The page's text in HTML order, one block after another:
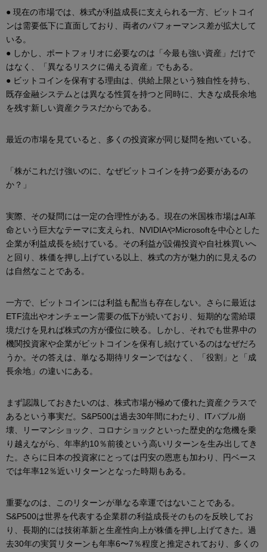
● 現在の市場では、株式が利益成長に支えられる一方、ビットコイ
ンは需要低下に直面しており、両者のパフォーマンス差が拡大して
いる。
● しかし、ポートフォリオに必要なのは「今最も強い資産」だけで
はなく、「異なるリスクに備える資産」でもある。
● ビットコインを保有する理由は、供給上限という独自性を持ち、
既存金融システムとは異なる性質を持つと同時に、大きな成長余地
を残す新しい資産クラスだからである。
最近の市場を見ていると、多くの投資家が同じ疑問を抱いている。
「株がこれだけ強いのに、なぜビットコインを持つ必要があるの
か？」
実際、その疑問には一定の合理性がある。現在の米国株市場はAI革
命という巨大なテーマに支えられ、NVIDIAやMicrosoftを中心とした
企業が利益成長を続けている。その利益が設備投資や自社株買いへ
と回り、株価を押し上げている以上、株式の方が魅力的に見えるの
は自然なことである。
一方で、ビットコインには利益も配当も存在しない。さらに最近は
ETF流出やオンチェーン需要の低下が続いており、短期的な需給環
境だけを見れば株式の方が優位に映る。しかし、それでも世界中の
機関投資家や企業がビットコインを保有し続けているのはなぜだろ
うか。その答えは、単なる期待リターンではなく、「役割」と「成
長余地」の違いにある。
まず認識しておきたいのは、株式市場が極めて優れた資産クラスで
あるという事実だ。S&P500は過去30年間にわたり、ITバブル崩
壊、リーマンショック、コロナショックといった歴史的な危機を乗
り越えながら、年率約10％前後という高いリターンを生み出してき
た。さらに日本の投資家にとっては円安の恩恵も加わり、円ベース
では年率12％近いリターンとなった時期もある。
重要なのは、このリターンが単なる幸運ではないことである。
S&P500は世界を代表する企業群の利益成長そのものを反映してお
り、長期的には技術革新と生産性向上が株価を押し上げてきた。過
去30年の実質リターンも年率6〜7％程度と推定されており、多くの